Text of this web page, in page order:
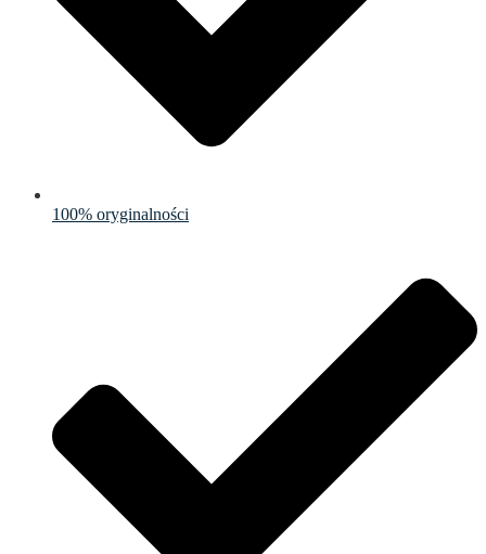
100% oryginalności